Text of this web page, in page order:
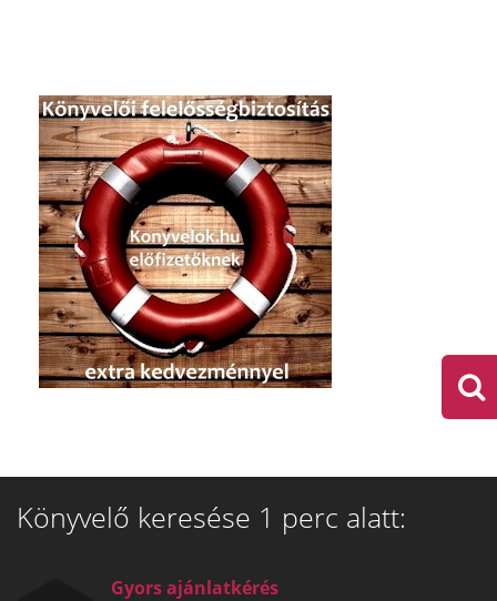
Könyvelő keresése 1 perc alatt:
Gyors ajánlatkérés